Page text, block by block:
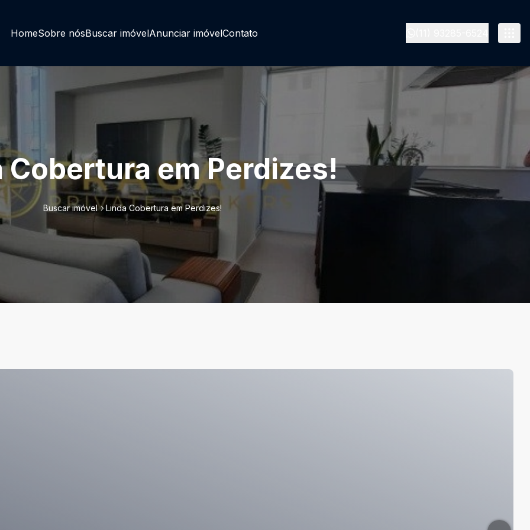
HomeSobre nósBuscar imóvelAnunciar imóvelContato
Cobertura em Perdizes!
Buscar imóvel Linda Cobertura em Perdizes!